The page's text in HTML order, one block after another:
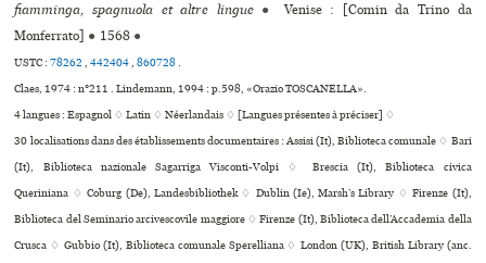
fiamminga, spagnuola et altre lingue ●
Venise : [Comin da Trino da
Monferrato] ● 1568 ●
USTC :78262,442404,860728.
Claes, 1974 : n°211 . Lindemann, 1994 : p.598, «Orazio TOSCANELLA».
4 langues :Espagnol ♢Latin ♢Néerlandais ♢ [Langues présentes à préciser] ♢
30 localisations dans des établissements documentaires : Assisi (It), Biblioteca comunale ♢ Bari
(It), Biblioteca nazionale Sagarriga Visconti-Volpi ♢ Brescia (It), Biblioteca civica
Queriniana ♢ Coburg (De), Landesbibliothek ♢ Dublin (Ie), Marsh’s Library ♢ Firenze (It),
Biblioteca del Seminario arcivescovile maggiore ♢ Firenze (It), Biblioteca dell’Accademia della
Crusca ♢ Gubbio (It), Biblioteca comu­nale Sperelliana ♢ London (UK), British Library (anc.